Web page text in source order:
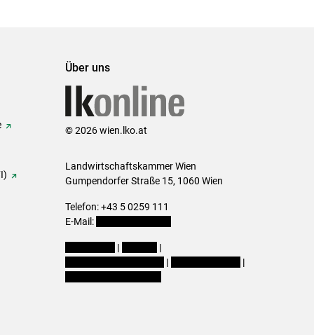
Über uns
© 2026 wien.lko.at
Landwirtschaftskammer Wien
Gumpendorfer Straße 15, 1060 Wien
Telefon: +43 5 0259 111
E-Mail:
|
|
|
|